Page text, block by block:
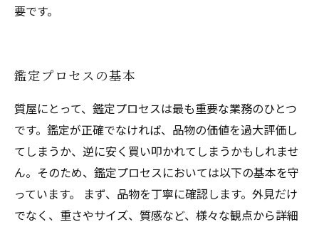
要です。
鑑定プロセスの基本
質屋にとって、鑑定プロセスは最も重要な業務のひとつ
です。鑑定が正確でなければ、品物の価値を過大評価し
てしまうか、逆に安く買い叩かれてしまうかもしれませ
ん。そのため、鑑定プロセスにおいては以下の基本を守
っています。 まず、品物を丁寧に確認します。外見だけ
でなく、重さやサイズ、質感など、様々な観点から詳細